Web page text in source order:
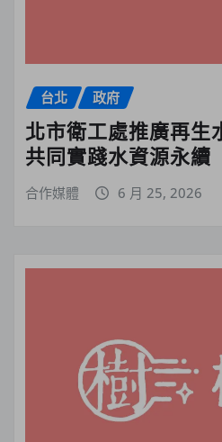
台北 政府
北市衛工處推廣再生
共同實踐水資源永續
合作媒體 6 月 25, 2026